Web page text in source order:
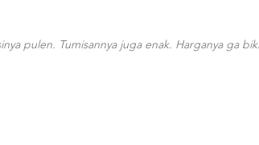
pulen. Tumisannya juga enak. Harganya ga